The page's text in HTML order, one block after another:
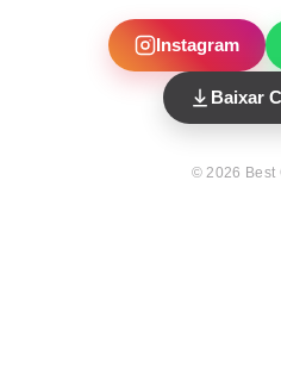
Instagram
Baixar
© 2026 Best